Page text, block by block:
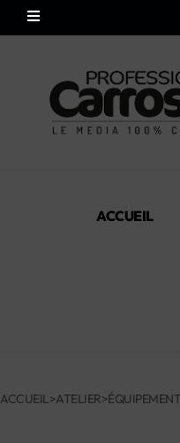
ACCUEIL
ACCUEIL >ATELIER>ÉQUIPEMENT